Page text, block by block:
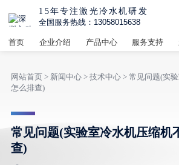
15年专注激光冷水机研发
全国服务热线：13058015638
首页 企业介绍 产品中心 服务支持
网站首页> 新闻中心> 技术中心> 常见问题(实
怎么排查)
常见问题(实验室冷水机压缩机
查)